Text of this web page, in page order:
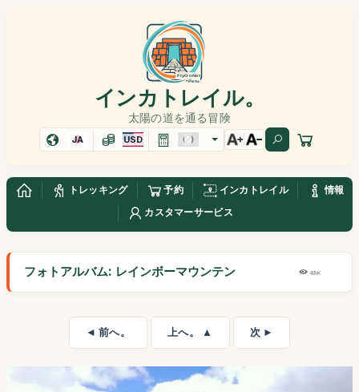
インカトレイル。
太陽の道を通る冒険
JA USD
トレッキング 予約 インカトレイル
情報
カスタマーサービス
フォトアルバム: レインボーマウンテン 48K
◄ 前へ。 上へ。 ▲ 次 ►